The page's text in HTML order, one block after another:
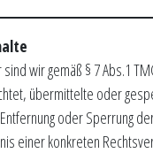
wir gemäß § 7 Abs.1
übermittelte oder
oder Sperrung
einer konkreten